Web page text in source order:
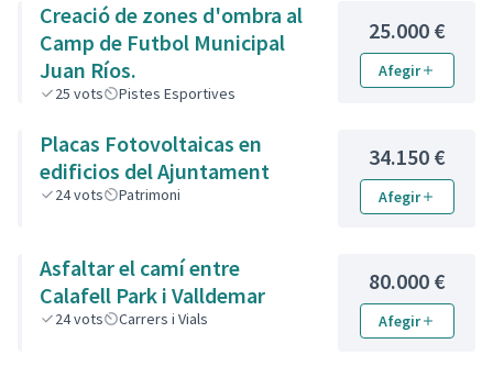
Creació de zones d'ombra al
Camp de Futbol Municipal
Juan Ríos.
25 vots Pistes Esportives
25.000 €
Afegir
Placas Fotovoltaicas en
edificios del Ajuntament
24vots Patrimoni
34.150 €
Afegir
Asfaltar el camí entre
Calafell Park i Valldemar
24vots Carrers i Vials
80.000 €
Afegir